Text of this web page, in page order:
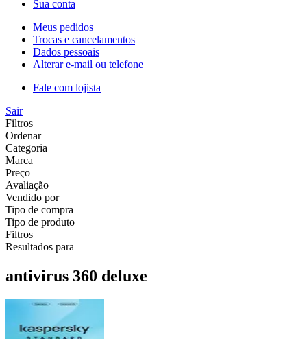
Sua conta
Meus pedidos
Trocas e cancelamentos
Dados pessoais
Alterar e-mail ou telefone
Fale com lojista
Sair
Filtros
Ordenar
Categoria
Marca
Preço
Avaliação
Vendido por
Tipo de compra
Tipo de produto
Filtros
Resultados para
antivirus 360 deluxe